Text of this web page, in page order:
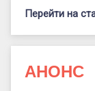
Перейти на
АНОНС